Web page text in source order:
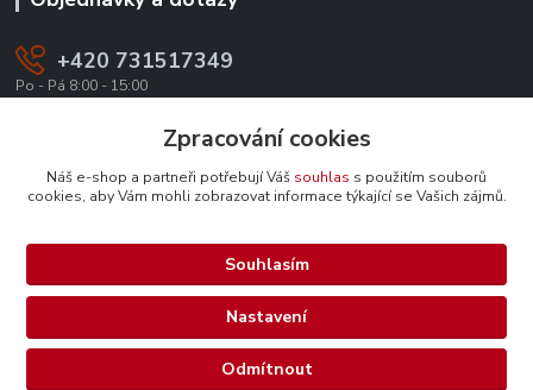
+420 731517349
Po - Pá 8:00 - 15:00
office@texevo.cz
Upravit sběr cookies.
Selma-steel.cz - Všechna práva vyhrazena.
Zpracování cookies
Náš e-shop a partneři potřebují Váš souhlas s použitím souborů
cookies, aby Vám mohli zobrazovat informace týkající se Vašich zájmů.
Nastavení
Souhlasím